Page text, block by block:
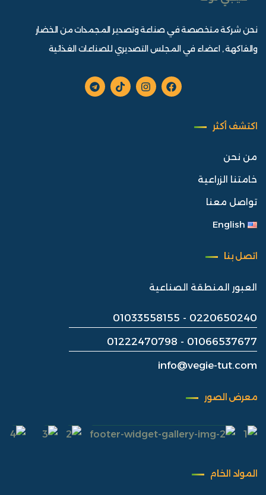
نحن شركة متخصصة في صناعة وتصدير المجمدات من الخضار
والفاكهة , اعضاء في المجلس التصديري للصناعات الغذائية
اكتشف أكثر
من نحن
خامتنا الزراعية
تواصل معنا
English
اتصل بنا
العبور المنطقة الصناعية
0220650240
-
01033558155
01066537677 -
01222470798
info@vegie-tut.com
معرض الصور
المواد الخام